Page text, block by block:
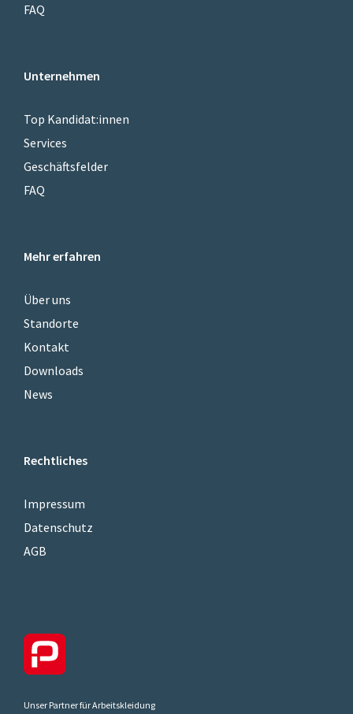
FAQ
Unternehmen
Top Kandidat:innen
Services
Geschäftsfelder
FAQ
Mehr erfahren
Über uns
Standorte
Kontakt
Downloads
News
Rechtliches
Impressum
Datenschutz
AGB
Unser Partner für Arbeitskleidung